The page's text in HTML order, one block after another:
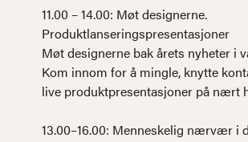
11.00 – 14.00: Møt designerne.
Produktlanseringspresentasjoner
Møt designerne bak årets nyheter i
Kom innom for å mingle, knytte
live produktpresentasjoner på nært
13.00–16.00: Menneskelig nærvær i